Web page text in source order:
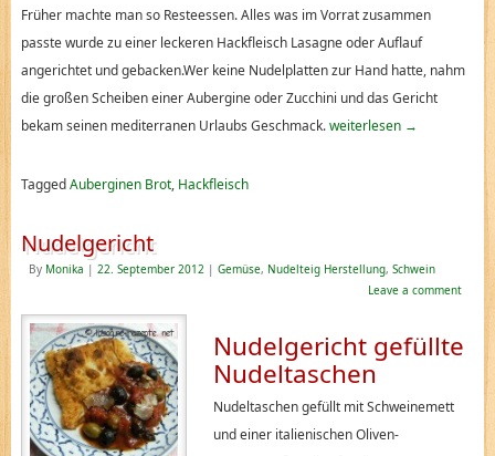
Früher machte man so Resteessen. Alles was im Vorrat zusammen
passte wurde zu einer leckeren Hackfleisch Lasagne oder Auflauf
angerichtet und gebacken.Wer keine Nudelplatten zur Hand hatte, nahm
die großen Scheiben einer Aubergine oder Zucchini und das Gericht
bekam seinen mediterranen Urlaubs Geschmack.weiterlesen →
TaggedAuberginen Brot, Hackfleisch
Nudelgericht
By Monika | 22. September 2012 | Gemüse, Nudelteig Herstellung, Schwein
Leave a comment
Nudelgericht gefüllte
Nudeltaschen
Nudeltaschen gefüllt mit Schweinemett
und einer italienischen Oliven-